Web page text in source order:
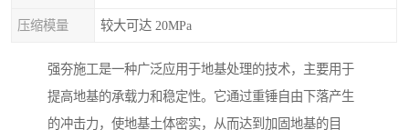
压缩模量 较大可达 20MPa
强夯施工是一种广泛应用于地基处理的技术，主要用于
提高地基的承载力和稳定性。它通过重锤自由下落产生
的冲击力，使地基土体密实，从而达到加固地基的目